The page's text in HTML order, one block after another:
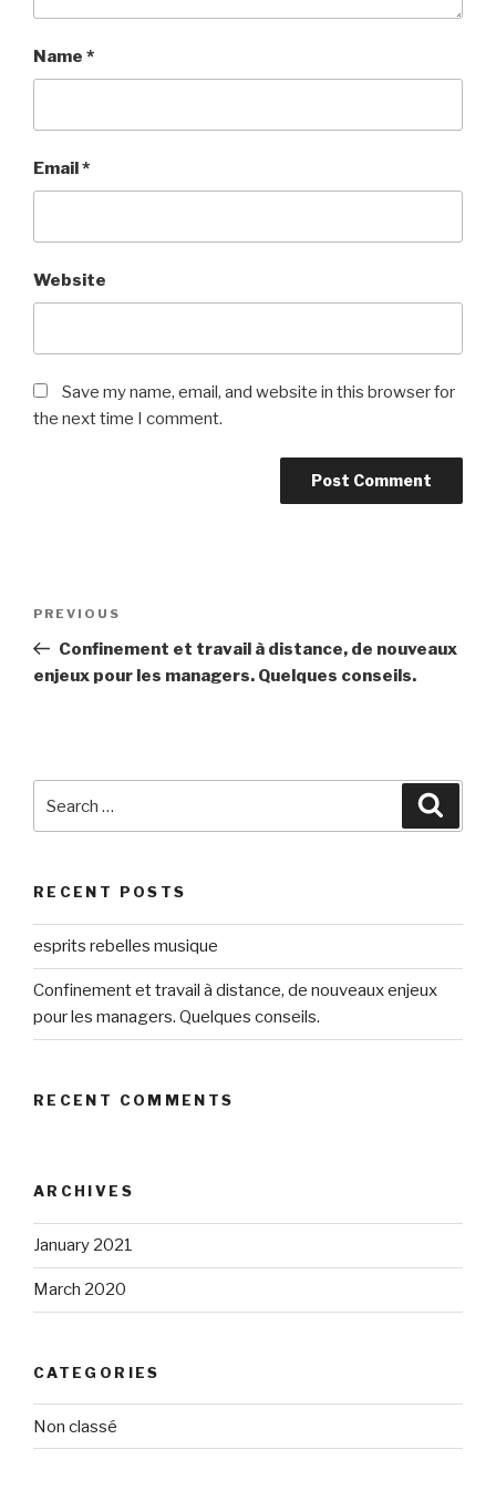
Name *
Email*
Website
Save my name, email, and website in this browser for
the next time I comment.
Previous
Post
PREVIOUS
Confinement et travail à distance, de nouveaux
enjeux pour les managers. Quelques conseils.
for:
RECENT POSTS
esprits rebelles musique
Confinement et travail à distance, de nouveaux enjeux
pour les managers. Quelques conseils.
RECENT COMMENTS
ARCHIVES
January 2021
March 2020
CATEGORIES
Non classé